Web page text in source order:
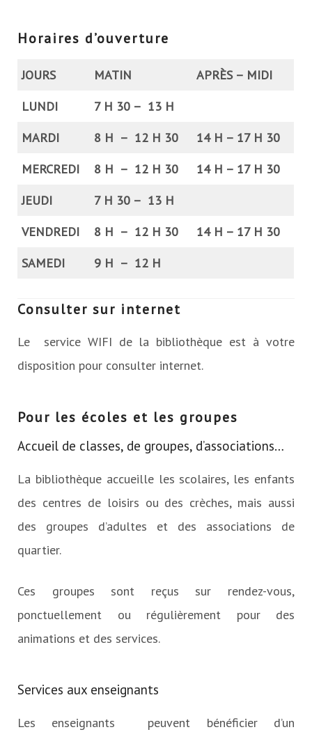
Horaires d’ouverture
JOURS MATIN
APRÈS – MIDI
LUNDI
7 H 30 – 13 H
MARDI
8 H – 12 H 30
14 H – 17 H 30
MERCREDI
8 H – 12 H 30
14 H – 17 H 30
JEUDI
7 H 30 – 13 H
VENDREDI
8 H – 12 H 30
14 H – 17 H 30
SAMEDI
9 H – 12 H
Consulter sur internet
Le service WIFI de la bibliothèque est à votre
disposition pour consulter internet.
Pour les écoles et les groupes
Accueil de classes, de groupes, d’associations…
La bibliothèque accueille les scolaires, les enfants
des centres de loisirs ou des crèches, mais aussi
des groupes d’adultes et des associations de
quartier.
Ces groupes sont reçus sur rendez-vous,
ponctuellement ou régulièrement pour des
animations et des services.
Services aux enseignants
Les enseignants peuvent bénéficier d’un